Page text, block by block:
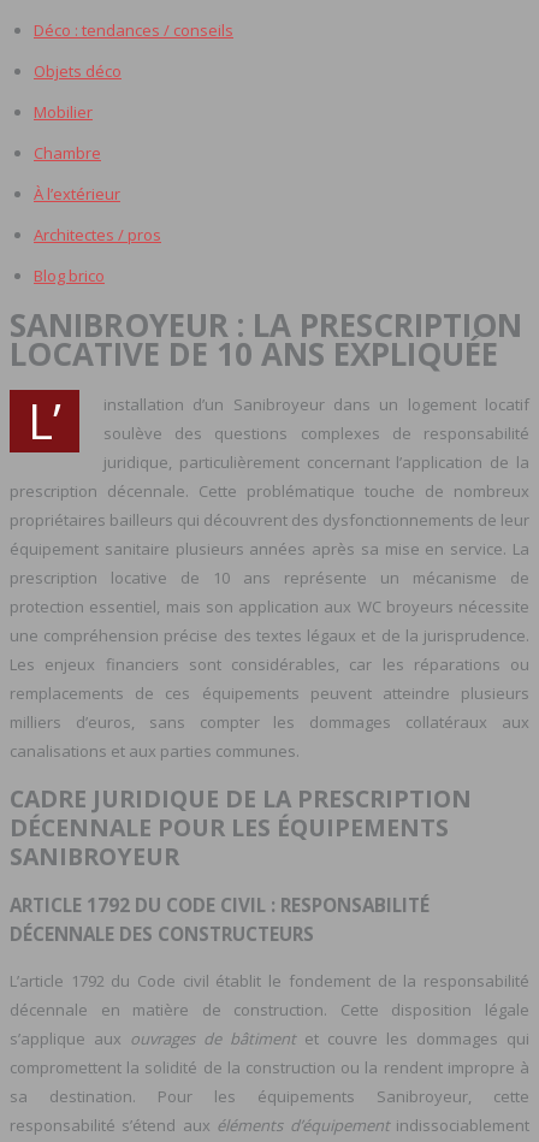
Déco : tendances / conseils
Objets déco
Mobilier
Chambre
À l’extérieur
Architectes / pros
Blog brico
SANIBROYEUR : LA PRESCRIPTION
LOCATIVE DE 10 ANS EXPLIQUÉE
L’
installation d’un Sanibroyeur dans un logement locatif
soulève des questions complexes de responsabilité
juridique, particulièrement concernant l’application de la
prescription décennale. Cette problématique touche de nombreux
propriétaires bailleurs qui découvrent des dysfonctionnements de leur
équipement sanitaire plusieurs années après sa mise en service. La
prescription locative de 10 ans représente un mécanisme de
protection essentiel, mais son application aux WC broyeurs nécessite
une compréhension précise des textes légaux et de la jurisprudence.
Les enjeux financiers sont considérables, car les réparations ou
remplacements de ces équipements peuvent atteindre plusieurs
milliers d’euros, sans compter les dommages collatéraux aux
canalisations et aux parties communes.
CADRE JURIDIQUE DE LA PRESCRIPTION
DÉCENNALE POUR LES ÉQUIPEMENTS
SANIBROYEUR
ARTICLE 1792 DU CODE CIVIL : RESPONSABILITÉ
DÉCENNALE DES CONSTRUCTEURS
L’article 1792 du Code civil établit le fondement de la responsabilité
décennale en matière de construction. Cette disposition légale
s’applique aux ouvrages de bâtiment et couvre les dommages qui
compromettent la solidité de la construction ou la rendent impropre à
sa destination. Pour les équipements Sanibroyeur, cette
responsabilité s’étend aux éléments d’équipement indissociablement